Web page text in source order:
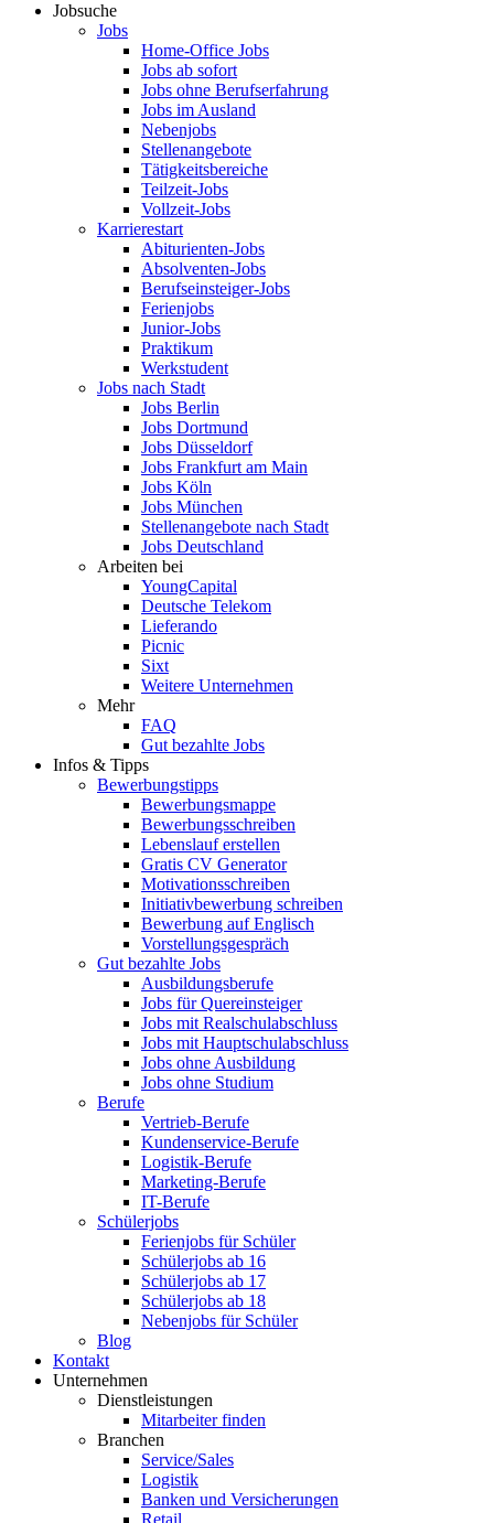
Jobsuche
Jobs
Home-Office Jobs
Jobs ab sofort
Jobs ohne Berufserfahrung
Jobs im Ausland
Nebenjobs
Stellenangebote
Tätigkeitsbereiche
Teilzeit-Jobs
Vollzeit-Jobs
Karrierestart
Abiturienten-Jobs
Absolventen-Jobs
Berufseinsteiger-Jobs
Ferienjobs
Junior-Jobs
Praktikum
Werkstudent
Jobs nach Stadt
Jobs Berlin
Jobs Dortmund
Jobs Düsseldorf
Jobs Frankfurt am Main
Jobs Köln
Jobs München
Stellenangebote nach Stadt
Jobs Deutschland
Arbeiten bei
YoungCapital
Deutsche Telekom
Lieferando
Picnic
Sixt
Weitere Unternehmen
Mehr
FAQ
Gut bezahlte Jobs
Infos & Tipps
Bewerbungstipps
Bewerbungsmappe
Bewerbungsschreiben
Lebenslauf erstellen
Gratis CV Generator
Motivationsschreiben
Initiativbewerbung schreiben
Bewerbung auf Englisch
Vorstellungsgespräch
Gut bezahlte Jobs
Ausbildungsberufe
Jobs für Quereinsteiger
Jobs mit Realschulabschluss
Jobs mit Hauptschulabschluss
Jobs ohne Ausbildung
Jobs ohne Studium
Berufe
Vertrieb-Berufe
Kundenservice-Berufe
Logistik-Berufe
Marketing-Berufe
IT-Berufe
Schülerjobs
Ferienjobs für Schüler
Schülerjobs ab 16
Schülerjobs ab 17
Schülerjobs ab 18
Nebenjobs für Schüler
Blog
Kontakt
Unternehmen
Dienstleistungen
Mitarbeiter finden
Branchen
Service/Sales
Logistik
Banken und Versicherungen
Retail